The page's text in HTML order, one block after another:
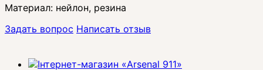
Материал: нейлон, резина
Задать вопрос Написать отзыв